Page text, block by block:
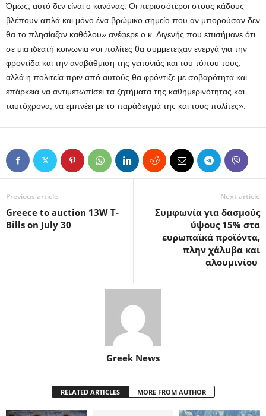
Όμως, αυτό δεν είναι ο κανόνας. Οι περισσότεροι στους κάδους
βλέπουν απλά και μόνο ένα βρώμικο σημείο που αν μπορούσαν δεν
θα το πλησίαζαν καθόλου» ανέφερε ο κ. Διγενής που επισήμανε ότι
σε μια ιδεατή κοινωνία «οι πολίτες θα συμμετείχαν ενεργά για την
φροντίδα και την αναβάθμιση της γειτονιάς και του τόπου τους,
αλλά η πολιτεία πριν από αυτούς θα φρόντιζε με σοβαρότητα και
επάρκεια να αντιμετωπίσει τα ζητήματα της καθημερινότητας και
ταυτόχρονα, να εμπνέει με το παράδειγμά της και τους πολίτες».
Previous article
Greece to auction 13W T-
Bills on July 30
Next article
Συμφωνία για δασμούς
ύψους 15% στα
ευρωπαϊκά προϊόντα,
πλην χάλυβα και
αλουμινίου
Greek News
RELATED ARTICLES MORE FROM AUTHOR